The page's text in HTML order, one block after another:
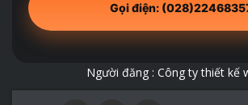
Gọi điện:
Người đăng : Công ty thiết kế